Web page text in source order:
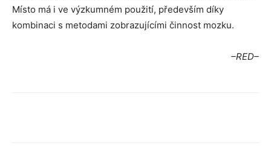
Místo má i ve výzkumném použití, především díky
kombinaci s metodami zobrazujícími činnost mozku.
–RED–